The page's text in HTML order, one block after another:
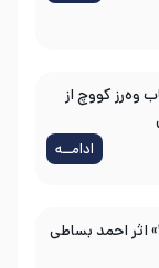
وه‌رز کووچ از
ادامــه
نگاهی به داستان «کوور کوور ۲» اثر احمد بساطی